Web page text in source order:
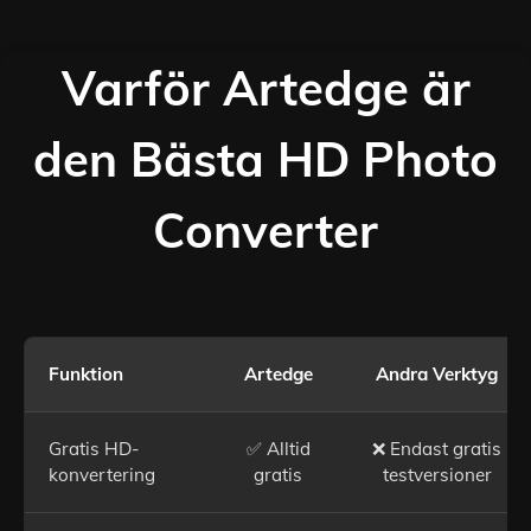
Varför Artedge är
den Bästa HD Photo
Converter
Funktion Artedge Andra Verktyg
Gratis HD-
konvertering
✅ Alltid
gratis
❌ Endast gratis
testversioner